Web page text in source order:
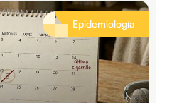
Epidemiología